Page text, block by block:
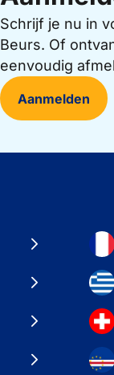
Schrijf je nu in
Beurs. Of
eenvoudig
Aanmelden